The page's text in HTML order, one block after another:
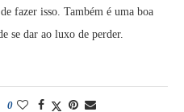
fazer isso. Também é uma boa
se dar ao luxo de perder.
0